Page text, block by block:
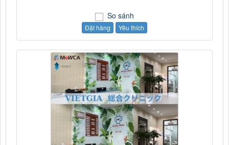
So sánh
Đặt hàng Yêu thích